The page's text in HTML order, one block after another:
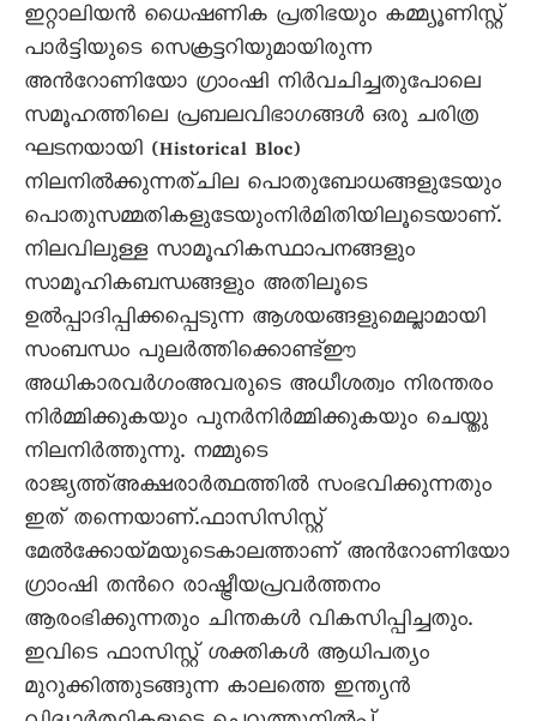
ഇറ്റാലിയന്‍ ധൈഷണിക പ്രതിഭയും കമ്മ്യൂണിസ്റ്റ്
പാര്‍ട്ടിയുടെ സെക്രട്ടറിയുമായിരുന്ന
അന്‍റോണിയോ ഗ്രാംഷി നിര്‍വചിച്ചതുപോലെ
സമൂഹത്തിലെ പ്രബലവിഭാഗങ്ങള്‍ ഒരു ചരിത്ര
ഘടനയായി (Historical Bloc)
നിലനില്‍ക്കുന്നത്ചില പൊതുബോധങ്ങളുടേയും
പൊതുസമ്മതികളുടേയുംനിര്‍മിതിയിലൂടെയാണ്.
നിലവിലുള്ള സാമൂഹികസ്ഥാപനങ്ങളും
സാമൂഹികബന്ധങ്ങളും അതിലൂടെ
ഉല്‍പ്പാദിപ്പിക്കപ്പെടുന്ന ആശയങ്ങളുമെല്ലാമായി
സംബന്ധം പുലര്‍ത്തിക്കൊണ്ട്ഈ
അധികാരവര്‍ഗംഅവരുടെ അധീശത്വം നിരന്തരം
നിര്‍മ്മിക്കുകയും പുനര്‍നിര്‍മ്മിക്കുകയും ചെയ്തു
നിലനിര്‍ത്തുന്നു. നമ്മുടെ
രാജ്യത്ത്അക്ഷരാര്‍ത്ഥത്തില്‍ സംഭവിക്കുന്നതും
ഇത് തന്നെയാണ്.ഫാസിസിസ്റ്റ്
മേല്‍ക്കോയ്മയുടെകാലത്താണ് അന്‍റോണിയോ
ഗ്രാംഷി തന്‍റെ രാഷ്ട്രീയപ്രവര്‍ത്തനം
ആരംഭിക്കുന്നതും ചിന്തകള്‍ വികസിപ്പിച്ചതും.
ഇവിടെ ഫാസിസ്റ്റ് ശക്തികള്‍ ആധിപത്യം
മുറുക്കിത്തുടങ്ങുന്ന കാലത്തെ ഇന്ത്യന്‍